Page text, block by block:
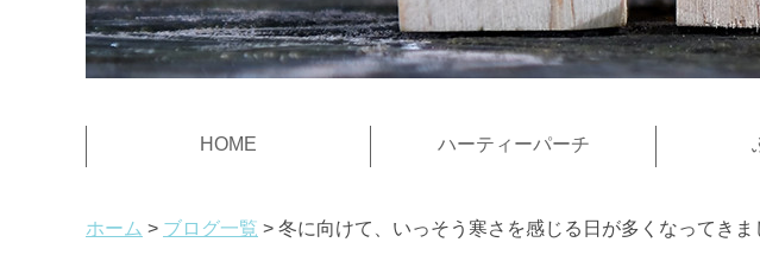
HOME ハーティーパーチ
ホーム ブログ一覧 冬に向けて、いっそう寒さを感じる日が多くなってき